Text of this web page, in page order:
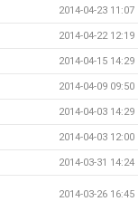
2014-04-23 11:07
2014-04-22 12:19
2014-04-15 14:29
2014-04-09 09:50
2014-04-03 14:29
2014-04-03 12:00
2014-03-31 14:24
2014-03-26 16:45